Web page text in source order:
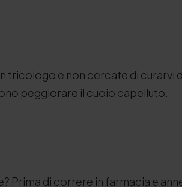
tricologo e non cercate di curarvi
peggiorare il cuoio capelluto.
Prima di correre in farmacia e